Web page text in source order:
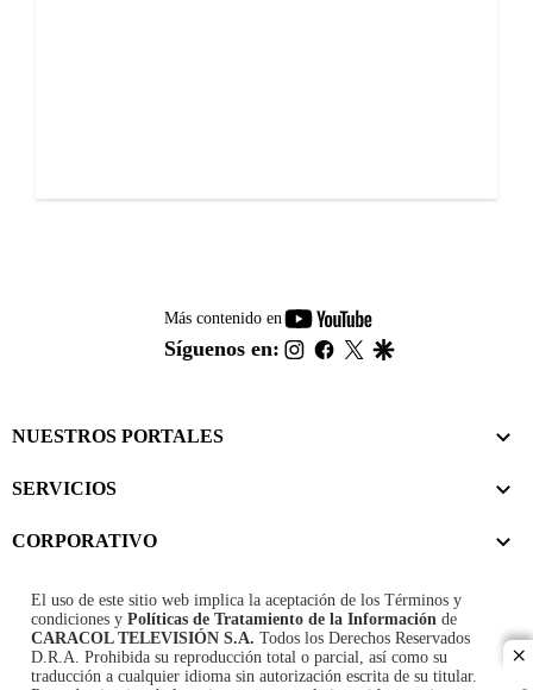
Más contenido en
youtube-
footer
Síguenos en: instagram
facebook
twitter
NUESTROS PORTALES
SERVICIOS
CORPORATIVO
El uso de este sitio web implica la aceptación de los Términos y
condiciones y Políticas de Tratamiento de la Información de
CARACOL TELEVISIÓN S.A. Todos los Derechos Reservados
D.R.A. Prohibida su reproducción total o parcial, así como su
traducción a cualquier idioma sin autorización escrita de su titular.